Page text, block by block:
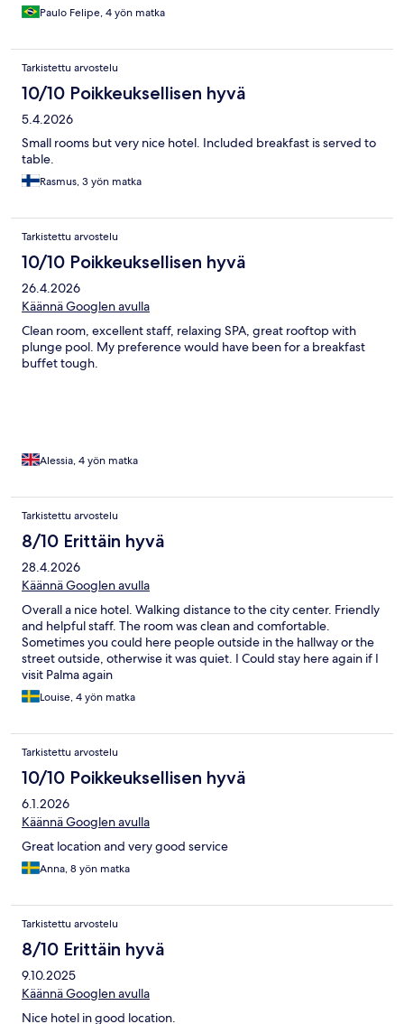
Paulo Felipe, 4 yön matka
Tarkistettu arvostelu
10/10 Poikkeuksellisen hyvä
5.4.2026
Small rooms but very nice hotel. Included breakfast is served to
table.
Rasmus, 3 yön matka
Tarkistettu arvostelu
10/10 Poikkeuksellisen hyvä
26.4.2026
Käännä Googlen avulla
Clean room, excellent staff, relaxing SPA, great rooftop with
plunge pool. My preference would have been for a breakfast
buffet tough.
Alessia, 4 yön matka
Tarkistettu arvostelu
8/10 Erittäin hyvä
28.4.2026
Käännä Googlen avulla
Overall a nice hotel. Walking distance to the city center. Friendly
and helpful staff. The room was clean and comfortable.
Sometimes you could here people outside in the hallway or the
street outside, otherwise it was quiet. I Could stay here again if I
visit Palma again
Louise, 4 yön matka
Tarkistettu arvostelu
10/10 Poikkeuksellisen hyvä
6.1.2026
Käännä Googlen avulla
Great location and very good service
Anna, 8 yön matka
Tarkistettu arvostelu
8/10 Erittäin hyvä
9.10.2025
Käännä Googlen avulla
Nice hotel in good location.